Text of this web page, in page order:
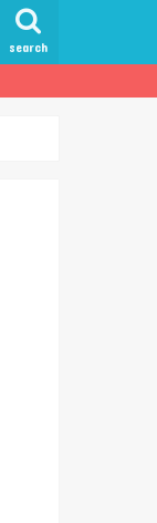
search